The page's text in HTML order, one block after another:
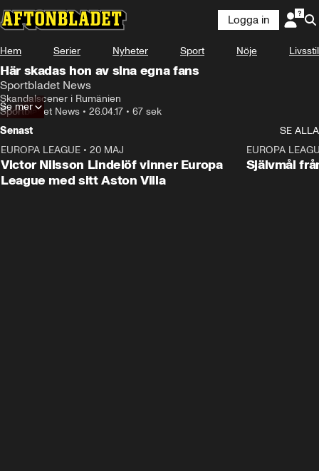
Logga in
Hem Serier Nyheter Sport Nöje Livsstil
Här skadas hon av sina egna fans
Sportbladet News
Skandalscener i Rumänien
Sportbladet News • 26.04.17 • 67 sek
Se mer
Senast
SE ALLA
EUROPA LEAGUE • 20 MAJ
Victor Nilsson Lindelöf vinner Europa
League med sitt Aston Villa
EUROPA
Självmål